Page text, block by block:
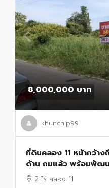
8,000,000 บาท
khunchip99
ที่ดินคลอง 11 หน้ากว้า
ด้าน ถมแล้ว พร้อมพัฒน
ลงทุน ผู้พัฒนาอสังหาริม
2 ไร่ คลอง 11